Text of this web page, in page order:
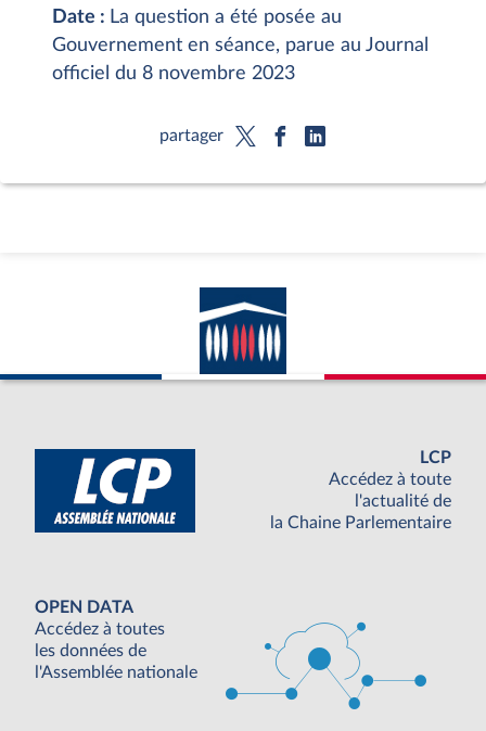
Date : La question a été posée au
Gouvernement en séance, parue au Journal
officiel du 8 novembre 2023
partager
LCP
Accédez à toute
l'actualité de
la Chaine Parlementaire
OPEN DATA
Accédez à toutes
les données de
l'Assemblée nationale